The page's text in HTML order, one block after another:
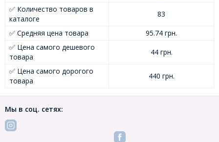
✅ Количество товаров в
каталоге
83
✅ Средняя цена товара
95.74 грн.
✅ Цена самого дешевого
товара
44 грн.
✅ Цена самого дорогого
товара
440 грн.
Мы в соц. сетях: